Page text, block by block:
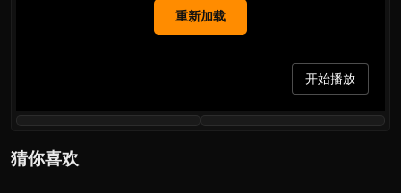
重新加载
开始播放
猜你喜欢